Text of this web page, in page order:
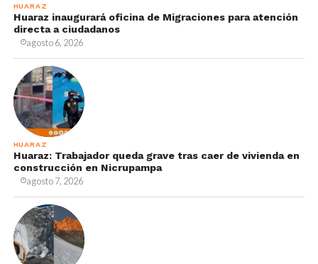
HUARAZ
Huaraz inaugurará oficina de Migraciones para atención
directa a ciudadanos
agosto 6, 2026
HUARAZ
Huaraz: Trabajador queda grave tras caer de vivienda en
construcción en Nicrupampa
agosto 7, 2026